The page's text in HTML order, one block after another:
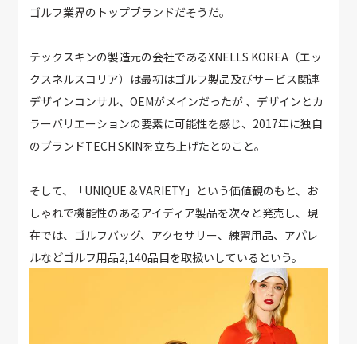
ゴルフ業界のトップブランドだそうだ。
テックスキンの製造元の会社であるXNELLS KOREA（エッ
クスネルスコリア）は最初はゴルフ製品及びサービス関連
デザインコンサル、OEMがメインだったが 、デザインとカ
ラーバリエーションの要素に可能性を感じ、2017年に独自
のブランドTECH SKINを立ち上げたとのこと。
そして、「UNIQUE & VARIETY」という価値観のもと、お
しゃれで機能性のあるアイディア製品を次々と発売し、現
在では、ゴルフバッグ、アクセサリー、練習用品、アパレ
ルなどゴルフ用品2,140品目を取扱いしているという。